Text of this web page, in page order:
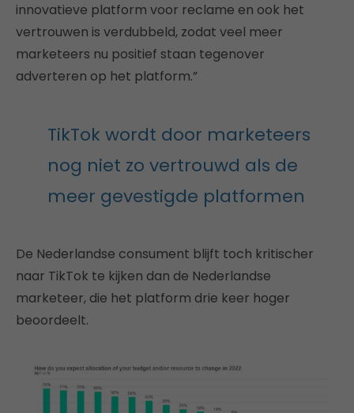
innovatieve platform voor reclame en ook het
vertrouwen is verdubbeld, zodat veel meer
marketeers nu positief staan tegenover
adverteren op het platform.”
TikTok wordt door marketeers
nog niet zo vertrouwd als de
meer gevestigde platformen
De Nederlandse consument blijft toch kritischer
naar TikTok te kijken dan de Nederlandse
marketeer, die het platform drie keer hoger
beoordeelt.